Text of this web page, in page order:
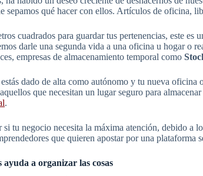
sepamos qué hacer con ellos. Artículos de oficina,
cuadrados para guardar tus pertenencias, este
darle una segunda vida a una oficina u hogar o
empresas de almacenamiento temporal como
dado de alta como autónomo y tu nueva
que necesitan un lugar seguro para
.
si tu negocio necesita la máxima atención, debido a
que quieren apostar por una
ayuda a organizar las cosas